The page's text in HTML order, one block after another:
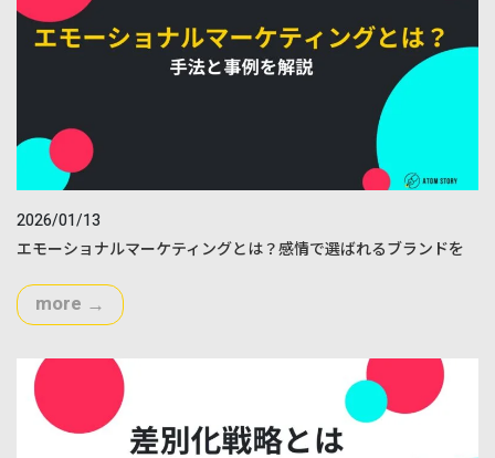
2026/01/13
エモーショナルマーケティングとは？感情で選ばれるブランドを
more →